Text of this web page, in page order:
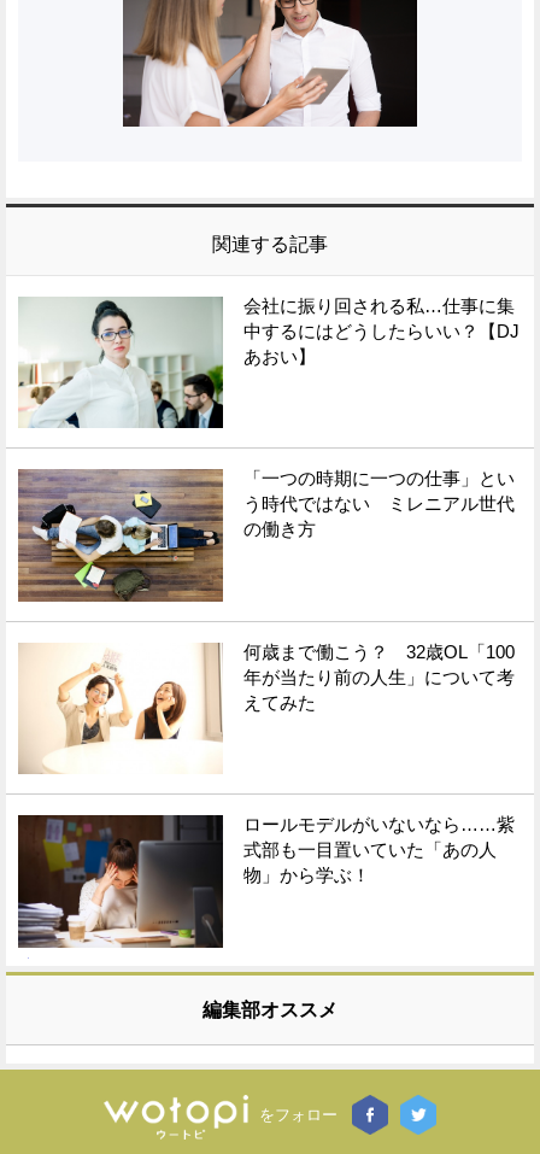
関連する記事
会社に振り回される私…仕事に集
中するにはどうしたらいい？【DJ
あおい】
「一つの時期に一つの仕事」とい
う時代ではない ミレニアル世代
の働き方
何歳まで働こう？ 32歳OL「100
年が当たり前の人生」について考
えてみた
ロールモデルがいないなら……紫
式部も一目置いていた「あの人
物」から学ぶ！
編集部オススメ
をフォロー